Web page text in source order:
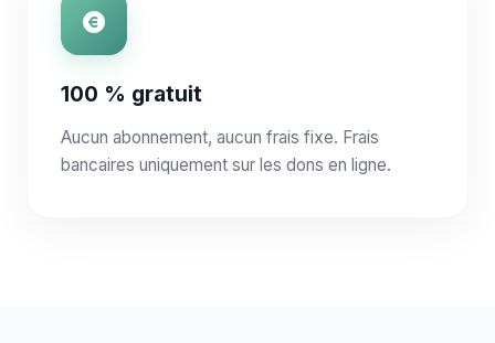
100 % gratuit
Aucun abonnement, aucun frais fixe. Frais
bancaires uniquement sur les dons en ligne.